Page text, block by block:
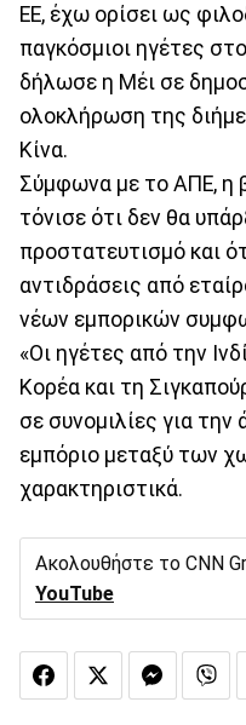
ΕΕ, έχω ορίσει ως
παγκόσμιοι ηγέτες
δήλωσε η Μέι σε
ολοκλήρωση της
Κίνα.
Σύμφωνα με το ΑΠΕ, η
τόνισε ότι δεν θα
προστατευτισμό και
αντιδράσεις από
νέων εμπορικών
«Οι ηγέτες από την
Κορέα και τη
σε συνομιλίες για
εμπόριο μεταξύ των
χαρακτηριστικά.
Ακολουθήστε το CNN
YouTube